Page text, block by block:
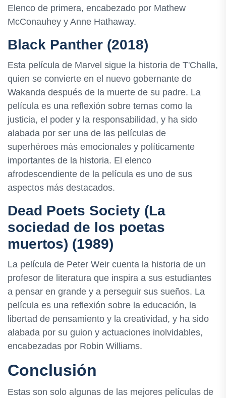
Elenco de primera, encabezado por Mathew
McConauhey y Anne Hathaway.
Black Panther (2018)
Esta película de Marvel sigue la historia de T'Challa,
quien se convierte en el nuevo gobernante de
Wakanda después de la muerte de su padre. La
película es una reflexión sobre temas como la
justicia, el poder y la responsabilidad, y ha sido
alabada por ser una de las películas de
superhéroes más emocionales y políticamente
importantes de la historia. El elenco
afrodescendiente de la película es uno de sus
aspectos más destacados.
Dead Poets Society (La
sociedad de los poetas
muertos) (1989)
La película de Peter Weir cuenta la historia de un
profesor de literatura que inspira a sus estudiantes
a pensar en grande y a perseguir sus sueños. La
película es una reflexión sobre la educación, la
libertad de pensamiento y la creatividad, y ha sido
alabada por su guion y actuaciones inolvidables,
encabezadas por Robin Williams.
Conclusión
Estas son solo algunas de las mejores películas de